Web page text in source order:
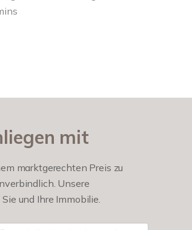
mit
marktgerechten Preis zu
Unsere
und Ihre Immobilie.